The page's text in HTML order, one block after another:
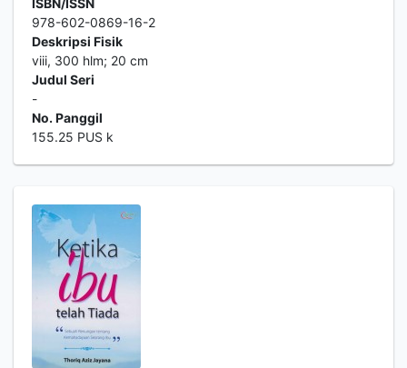
ISBN/ISSN
978-602-0869-16-2
Deskripsi Fisik
viii, 300 hlm; 20 cm
Judul Seri
-
No. Panggil
155.25 PUS k